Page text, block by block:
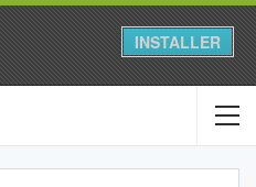
INSTALLER